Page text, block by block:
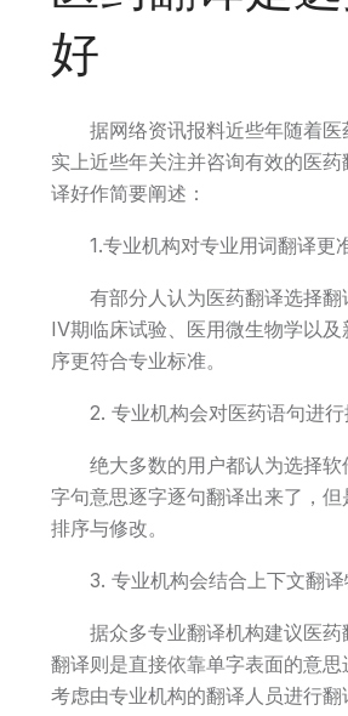
好
据网络资讯报料近些年随着
实上近些年关注并咨询有效的医
译好作简要阐述：
1.专业机构对专业用词翻译更
有部分人认为医药翻译选择
IV期临床试验、医用微生物学以
序更符合专业标准。
2. 专业机构会对医药语句进
绝大多数的用户都认为选择
字句意思逐字逐句翻译出来了，
排序与修改。
3. 专业机构会结合上下文翻
据众多专业翻译机构建议医
翻译则是直接依靠单字表面的意
考虑由专业机构的翻译人员进行翻